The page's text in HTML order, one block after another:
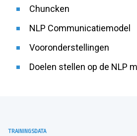
Chuncken
NLP Communicatiemodel
Vooronderstellingen
Doelen stellen op de NLP
TRAININGSDATA